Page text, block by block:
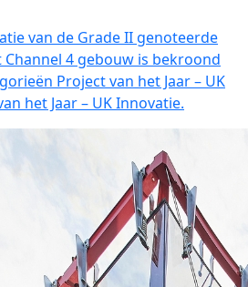
van de Grade II genoteerde
4 gebouw is bekroond
Project van het Jaar – UK
het Jaar – UK Innovatie.